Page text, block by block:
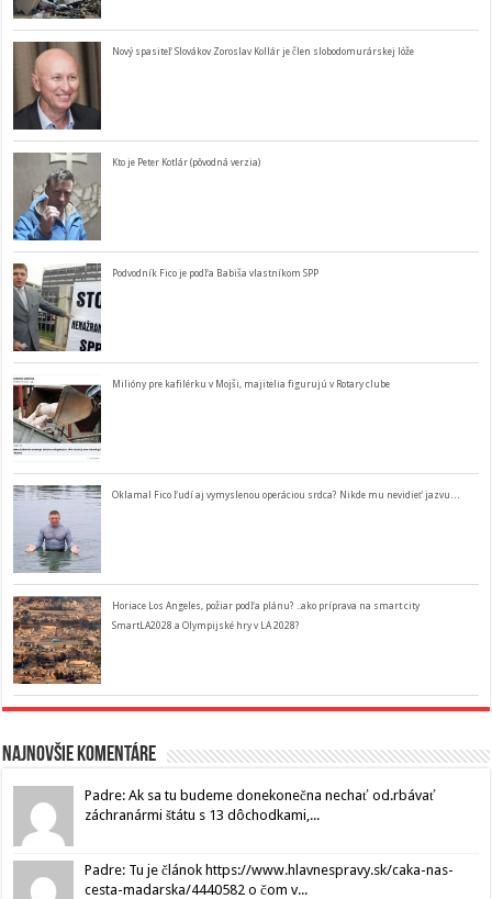
Nový spasiteľ Slovákov Zoroslav Kollár je člen slobodomurárskej lóže
Kto je Peter Kotlár (pôvodná verzia)
Podvodník Fico je podľa Babiša vlastníkom SPP
Milióny pre kafilérku v Mojši, majitelia figurujú v Rotary clube
Oklamal Fico ľudí aj vymyslenou operáciou srdca? Nikde mu nevidieť jazvu…
Horiace Los Angeles, požiar podľa plánu? ..ako príprava na smart city
SmartLA2028 a Olympijské hry v LA 2028?
Najnovšie komentáre
Padre: Ak sa tu budeme donekonečna nechať od.rbávať
záchranármi štátu s 13 dôchodkami,...
Padre: Tu je článok https://www.hlavnespravy.sk/caka-nas-
cesta-madarska/4440582 o čom v...